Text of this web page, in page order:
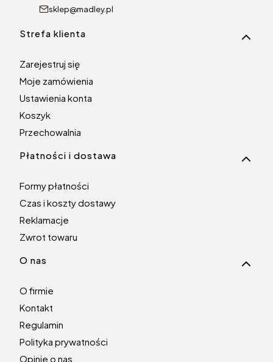
sklep@madley.pl
Linki w stopce
Strefa klienta
Zarejestruj się
Moje zamówienia
Ustawienia konta
Koszyk
Przechowalnia
Płatności i dostawa
Formy płatności
Czas i koszty dostawy
Reklamacje
Zwrot towaru
O nas
O firmie
Kontakt
Regulamin
Polityka prywatności
Opinie o nas